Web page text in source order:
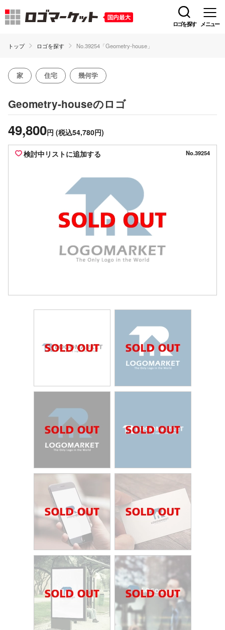
ロゴを探す メニュー
トップ ロゴを探す No.39254「Geometry-house」
家 住宅 幾何学
Geometry-houseのロゴ
49,800円 (税込54,780円)
検討中リストに追加する No.39254